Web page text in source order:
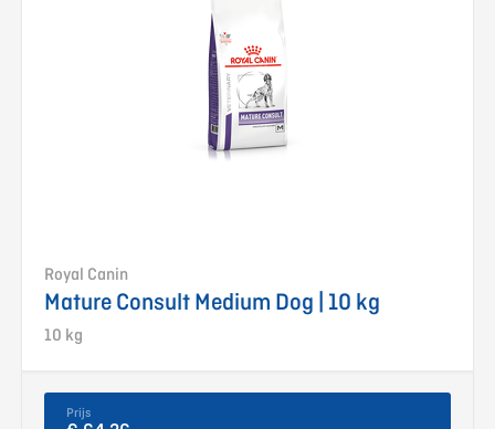
Royal Canin
Mature Consult Medium Dog | 10 kg
10 kg
Prijs